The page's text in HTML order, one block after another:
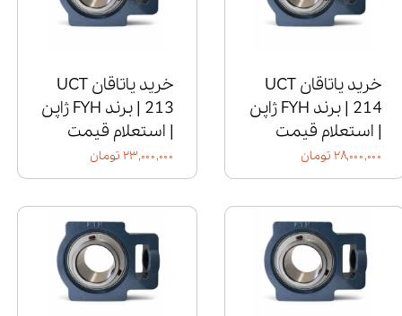
خرید یاتاقان UCT
214 | برند FYH ژاپن
| استعلام قیمت
۲۸,۰۰۰,۰۰۰ تومان
خرید یاتاقان UCT
213 | برند FYH ژاپن
| استعلام قیمت
۲۳,۰۰۰,۰۰۰ تومان